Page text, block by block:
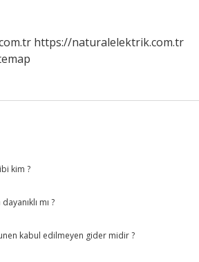
https://naturalelektrik.com.tr
kim ?
mı ?
kabul edilmeyen gider midir ?